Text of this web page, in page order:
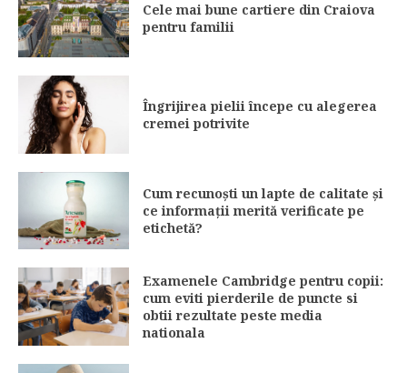
Cele mai bune cartiere din Craiova
pentru familii
Îngrijirea pielii începe cu alegerea
cremei potrivite
Cum recunoști un lapte de calitate și
ce informații merită verificate pe
etichetă?
Examenele Cambridge pentru copii:
cum eviti pierderile de puncte si
obtii rezultate peste media
nationala